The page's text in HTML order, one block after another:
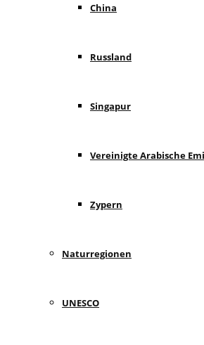
China
Russland
Singapur
Vereinigte Arabische
Zypern
Naturregionen
UNESCO